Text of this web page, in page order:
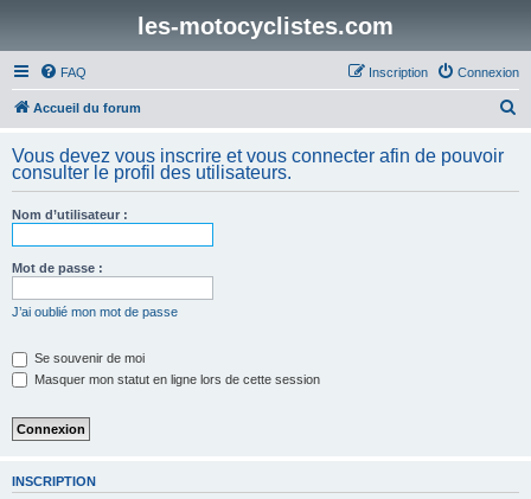
les-motocyclistes.com
FAQ Connexion
Inscription
Accueil du forum
h
Vous devez vous inscrire et vous connecter afin de pouvoir
consulter le profil des utilisateurs.
Nom d’utilisateur :
Mot de passe :
J’ai oublié mon mot de passe
Se souvenir de moi
Masquer mon statut en ligne lors de cette session
INSCRIPTION